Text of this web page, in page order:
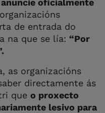
oficialmente
de entrada do
na que se lía: “Por
as organizacións
directamente ás
que o proxecto
lesivo para